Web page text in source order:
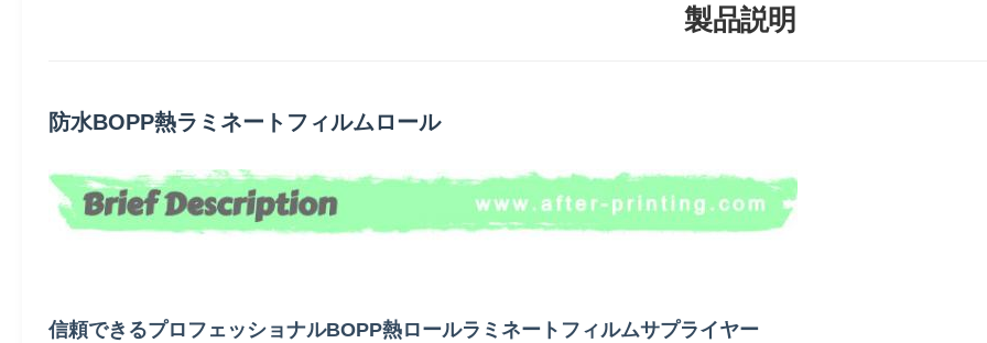
製品説明
防水BOPP熱ラミネートフィルムロール
信頼できるプロフェッショナルBOPP熱ロールラミネートフィルムサプライヤー